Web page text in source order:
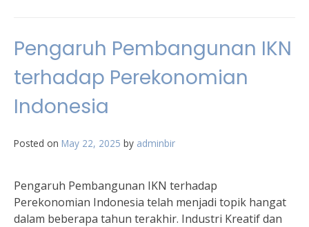
Pengaruh Pembangunan IKN
terhadap Perekonomian
Indonesia
Posted on May 22, 2025 by adminbir
Pengaruh Pembangunan IKN terhadap
Perekonomian Indonesia telah menjadi topik hangat
dalam beberapa tahun terakhir. Industri Kreatif dan